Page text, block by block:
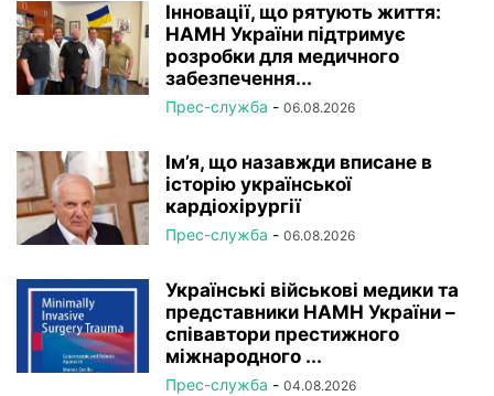
Інновації, що рятують життя:
НАМН України підтримує
розробки для медичного
забезпечення...
Прес-служба - 06.08.2026
Ім’я, що назавжди вписане в
історію української
кардіохірургії
Прес-служба - 06.08.2026
Українські військові медики та
представники НАМН України –
співавтори престижного
міжнародного ...
Прес-служба - 04.08.2026